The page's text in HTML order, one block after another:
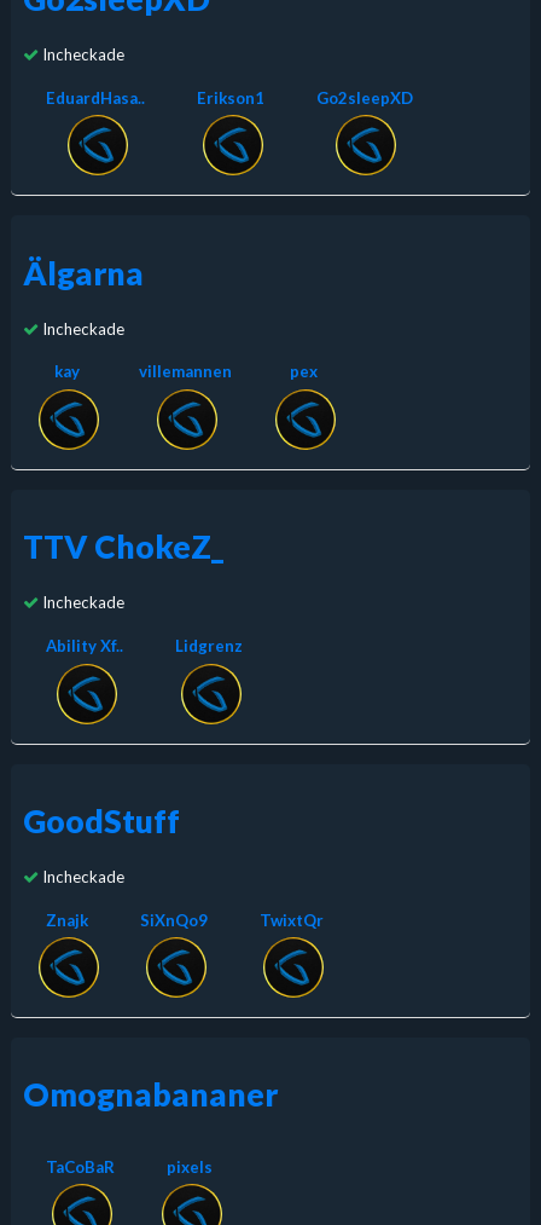
Incheckade
EduardHasa.. Erikson1 Go2sleepXD
Älgarna
Incheckade
kay villemannen pex
TTV ChokeZ_
Incheckade
Ability Xf.. Lidgrenz
GoodStuff
Incheckade
Znajk SiXnQo9 TwixtQr
Omognabananer
TaCoBaR pixels